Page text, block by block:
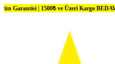
1500₺ ve Üzeri Kargo BEDAVA | Dünya